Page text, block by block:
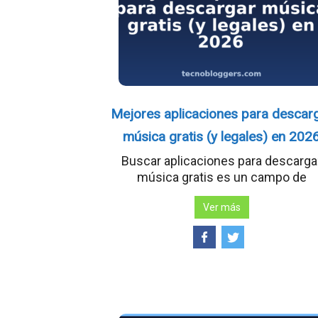
Mejores aplicaciones para
música gratis (y legales) en
Buscar aplicaciones para
música gratis es un campo de
Ver más